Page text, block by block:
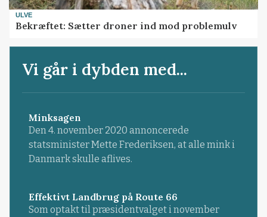
ULVE
Bekræftet: Sætter droner ind mod problemulv
Vi går i dybden med...
Minksagen
Den 4. november 2020 annoncerede
statsminister Mette Frederiksen, at alle mink i
Danmark skulle aflives.
Effektivt Landbrug på Route 66
Som optakt til præsidentvalget i november